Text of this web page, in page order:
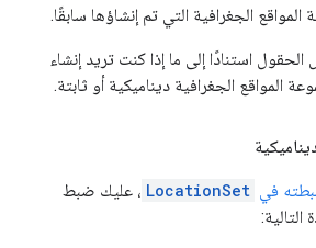
الجغرافية التي تم إنشاؤها سابقًا.
استنادًا إلى ما إذا كنت تريد إنشاء
الجغرافية ديناميكية أو ثابتة.
في LocationSet ، عليك ضبط
التالية: